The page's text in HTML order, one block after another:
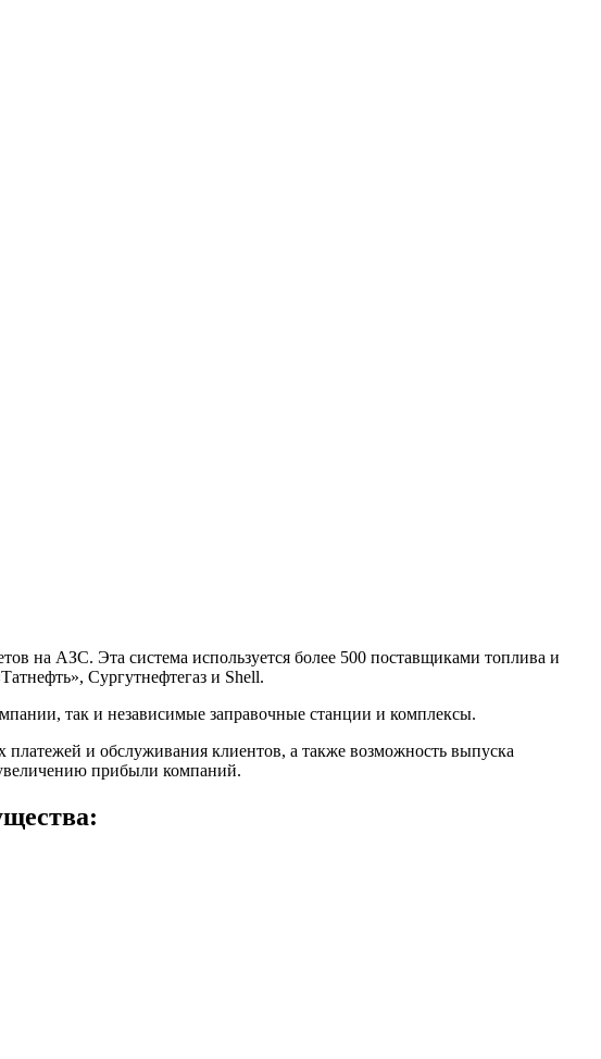
на АЗС. Эта система используется более 500 поставщиками топлива и
Сургутнефтегаз и Shell.
так и независимые заправочные станции и комплексы.
и обслуживания клиентов, а также возможность выпуска
прибыли компаний.